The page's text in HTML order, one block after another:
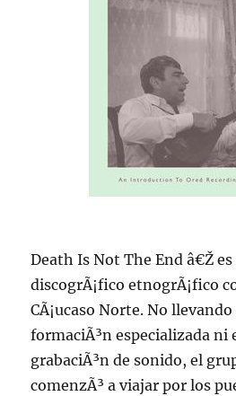
Death Is Not The End â€Ž
discogrÃ¡fico etnogrÃ¡fico
CÃ¡ucaso Norte. No
formaciÃ³n especializada ni
grabaciÃ³n de sonido, el
comenzÃ³ a viajar por los